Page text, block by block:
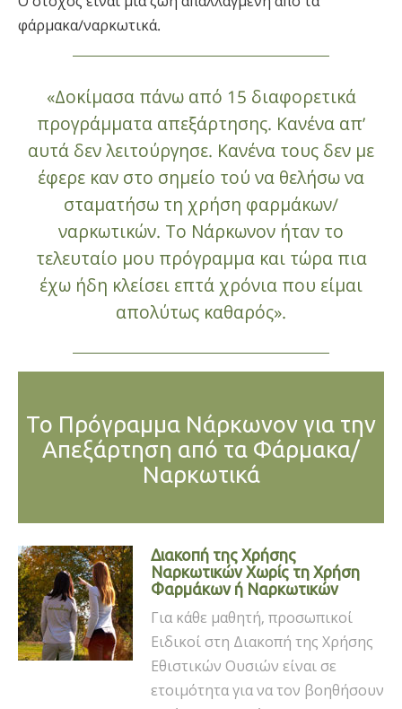
φάρμακα/ναρκωτικά.
«Δοκίμασα πάνω από 15 διαφορετικά
προγράμματα απεξάρτησης. Κανένα απ’
αυτά δεν λειτούργησε. Κανένα τους δεν με
έφερε καν στο σημείο τού να θελήσω να
σταματήσω τη χρήση φαρμάκων/
ναρκωτικών. Το Νάρκωνον ήταν το
τελευταίο μου πρόγραμμα και τώρα πια
έχω ήδη κλείσει επτά χρόνια που είμαι
απολύτως καθαρός».
Το Πρόγραμμα Νάρκωνον για την
Απεξάρτηση από τα Φάρμακα/
Ναρκωτικά
Διακοπή της Χρήσης
Ναρκωτικών Χωρίς τη Χρήση
Φαρμάκων ή Ναρκωτικών
Για κάθε μαθητή, προσωπικοί
Ειδικοί στη Διακοπή της Χρήσης
Εθιστικών Ουσιών είναι σε
ετοιμότητα για να τον βοηθήσουν